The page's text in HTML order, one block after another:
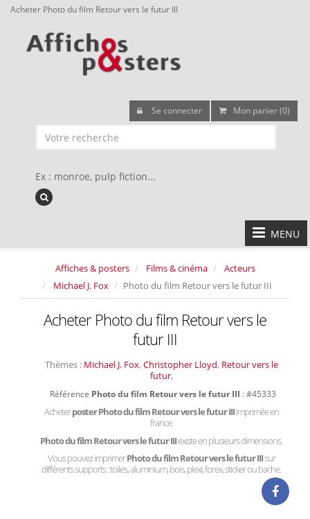
Acheter Photo du film Retour vers le futur III
Se connecter Mon panier (0)
Ex : monroe, pulp fiction...
MENU
Affiches & posters Films & cinéma
Acteurs
Michael J. Fox
Photo du film Retour vers le futur III
Acheter Photo du film Retour vers le
futur III
Thèmes : Michael J. Fox, Christopher Lloyd, Retour vers le
futur,
Référence Photo du film Retour vers le futur III : #45333
Acheterposter Photo du film Retour vers le futur IIIimprimée en
france.
Photo du film Retour vers le futur IIIexiste en plusieurs dimensions.
Vous pouvez imprimerPhoto du film Retour vers le futur IIIsur
différents supports : toiles, aluminium, bois, plexi, forex, sticker ou bache.